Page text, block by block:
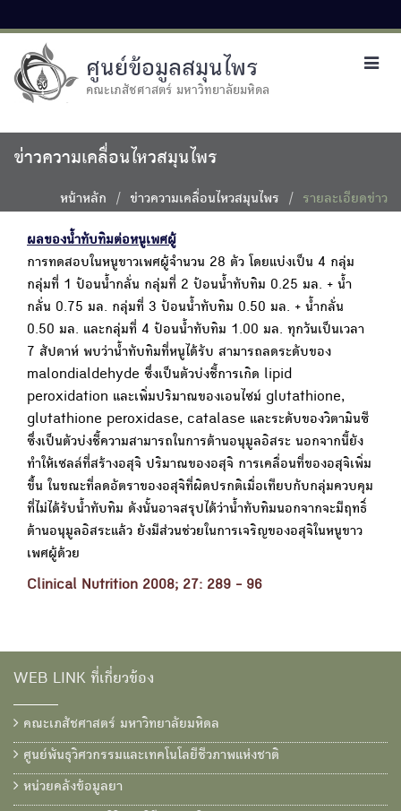
ศูนย์ข้อมูลสมุนไพร
คณะเภสัชศาสตร์ มหาวิทยาลัยมหิดล
ข่าวความเคลื่อนไหวสมุนไพร
หน้าหลัก ข่าวความเคลื่อนไหวสมุนไพร รายละเอียดข่าว
ผลของน้ำทับทิมต่อหนูเพศผู้
การทดสอบในหนูขาวเพศผู้จำนวน 28 ตัว โดยแบ่งเป็น 4 กลุ่ม
กลุ่มที่ 1 ป้อนน้ำกลั่น กลุ่มที่ 2 ป้อนน้ำทับทิม 0.25 มล. + น้ำ
กลั่น 0.75 มล. กลุ่มที่ 3 ป้อนน้ำทับทิม 0.50 มล. + น้ำกลั่น
0.50 มล. และกลุ่มที่ 4 ป้อนน้ำทับทิม 1.00 มล. ทุกวันเป็นเวลา
7 สัปดาห์ พบว่าน้ำทับทิมที่หนูได้รับ สามารถลดระดับของ
malondialdehyde ซึ่งเป็นตัวบ่งชี้การเกิด lipid
peroxidation และเพิ่มปริมาณของเอนไซม์ glutathione,
glutathione peroxidase, catalase และระดับของวิตามินซี
ซึ่งเป็นตัวบ่งชี้ความสามารถในการต้านอนุมูลอิสระ นอกจากนี้ยัง
ทำให้เซลล์ที่สร้างอสุจิ ปริมาณของอสุจิ การเคลื่อนที่ของอสุจิเพิ่ม
ขึ้น ในขณะที่ลดอัตราของอสุจิที่ผิดปรกติเมื่อเทียบกับกลุ่มควบคุม
ที่ไม่ได้รับน้ำทับทิม ดังนั้นอาจสรุปได้ว่าน้ำทับทิมนอกจากจะมีฤทธิ์
ต้านอนุมูลอิสระแล้ว ยังมีส่วนช่วยในการเจริญของอสุจิในหนูขาว
เพศผู้ด้วย
Clinical Nutrition 2008; 27: 289 - 96
WEB LINK ที่เกี่ยวข้อง
คณะเภสัชศาสตร์ มหาวิทยาลัยมหิดล
ศูนย์พันธุวิศวกรรมและเทคโนโลยีชีวภาพแห่งชาติ
หน่วยคลังข้อมูลยา